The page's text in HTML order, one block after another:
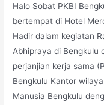
Halo Sobat PKBI
bertempat di Hotel
Hadir dalam kegiatan
Abhipraya di Bengkulu
perjanjian kerja sama
Bengkulu Kantor
Manusia Bengkulu